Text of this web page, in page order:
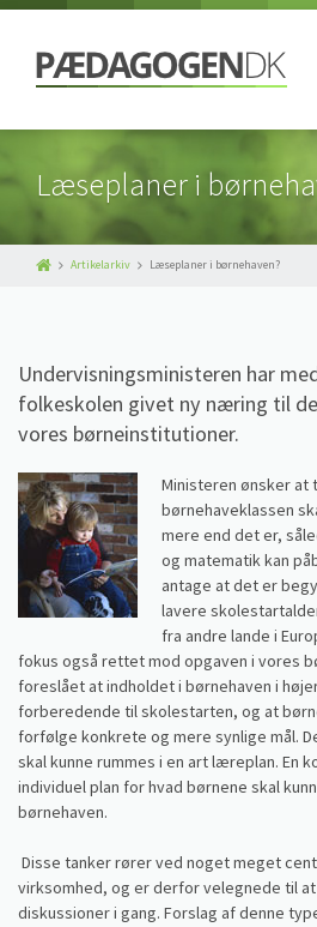
Læseplaner i
Artikelarkiv Læseplaner i børnehaven?
Undervisningsministeren har
folkeskolen givet ny næring til
vores børneinstitutioner.
Ministeren ønsker at
børnehaveklassen
mere end det er,
og matematik kan
antage at det er
lavere
fra andre lande i
fokus også rettet mod opgaven i vores
foreslået at indholdet i børnehaven i
forberedende til skolestarten, og at
forfølge konkrete og mere synlige mål.
skal kunne rummes i en art læreplan. En
individuel plan for hvad børnene skal
børnehaven.
Disse tanker rører ved noget meget
virksomhed, og er derfor velegnede til
diskussioner i gang. Forslag af denne